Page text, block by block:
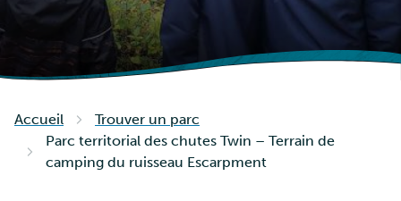
Accueil
Trouver un parc
Parc territorial des chutes Twin – Terrain de
camping du ruisseau Escarpment